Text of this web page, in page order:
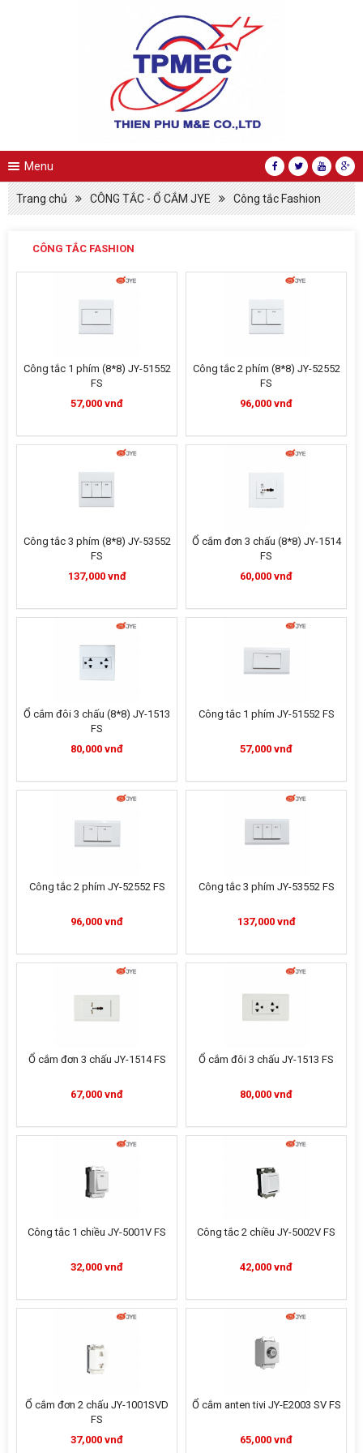
Menu
Trang chủ CÔNG TẮC - Ổ CẮM JYE Công tắc Fashion
CÔNG TẮC FASHION
Công tắc 1 phím (8*8) JY-51552
FS
57,000 vnđ
Công tắc 2 phím (8*8) JY-52552
FS
96,000 vnđ
Công tắc 3 phím (8*8) JY-53552
FS
137,000 vnđ
Ổ cắm đơn 3 chấu (8*8) JY-1514
FS
60,000 vnđ
Ổ cắm đôi 3 chấu (8*8) JY-1513
FS
80,000 vnđ
Công tắc 1 phím JY-51552 FS
57,000 vnđ
Công tắc 2 phím JY-52552 FS
96,000 vnđ
Công tắc 3 phím JY-53552 FS
137,000 vnđ
Ổ cắm đơn 3 chấu JY-1514 FS
67,000 vnđ
Ổ cắm đôi 3 chấu JY-1513 FS
80,000 vnđ
Công tắc 1 chiều JY-5001V FS
32,000 vnđ
Công tắc 2 chiều JY-5002V FS
42,000 vnđ
Ổ cắm đơn 2 chấu JY-1001SVD
FS
37,000 vnđ
Ổ cắm anten tivi JY-E2003 SV FS
65,000 vnđ